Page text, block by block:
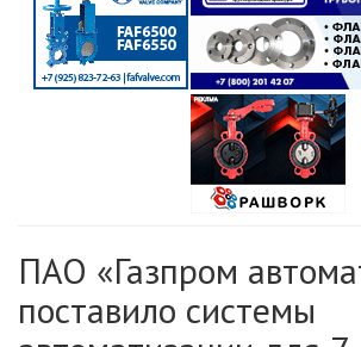
ПАО «Газпром
поставило системы